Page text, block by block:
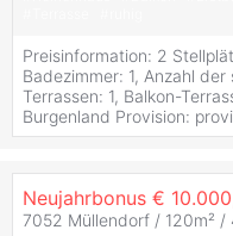
Preisinformation: 2
Badezimmer: 1, Anzahl
Terrassen: 1, Balkon-
Burgenland Provision:
7052 Müllendorf / 120m² /